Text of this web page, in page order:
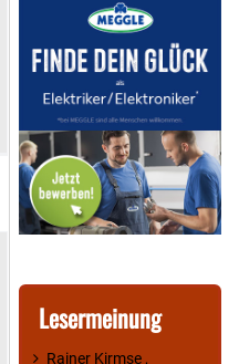
Lesermeinung
Rainer Kirmse ,